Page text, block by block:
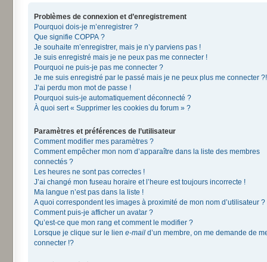
Problèmes de connexion et d’enregistrement
Pourquoi dois-je m’enregistrer ?
Que signifie COPPA ?
Je souhaite m’enregistrer, mais je n’y parviens pas !
Je suis enregistré mais je ne peux pas me connecter !
Pourquoi ne puis-je pas me connecter ?
Je me suis enregistré par le passé mais je ne peux plus me connecter ?!
J’ai perdu mon mot de passe !
Pourquoi suis-je automatiquement déconnecté ?
À quoi sert « Supprimer les cookies du forum » ?
Paramètres et préférences de l’utilisateur
Comment modifier mes paramètres ?
Comment empêcher mon nom d’apparaître dans la liste des membres
connectés ?
Les heures ne sont pas correctes !
J’ai changé mon fuseau horaire et l’heure est toujours incorrecte !
Ma langue n’est pas dans la liste !
A quoi correspondent les images à proximité de mon nom d’utilisateur ?
Comment puis-je afficher un avatar ?
Qu’est-ce que mon rang et comment le modifier ?
Lorsque je clique sur le lien e-mail d’un membre, on me demande de
connecter !?